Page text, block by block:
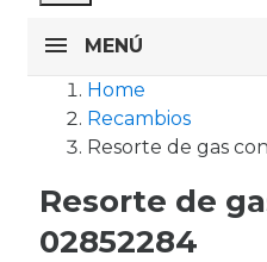
MENÚ
Home
Recambios
Resorte de gas
Resorte de
02852284